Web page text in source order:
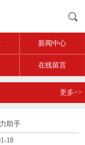
新闻中心
在线留言
更多>>
助手
18